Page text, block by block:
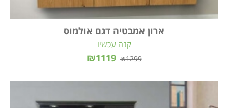
ארון אמבטיה דגם אולמוס
₪1299
₪1119
קנה עכשיו